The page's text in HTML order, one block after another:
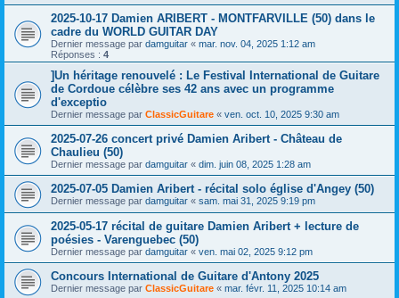
2025-10-17 Damien ARIBERT - MONTFARVILLE (50) dans le
cadre du WORLD GUITAR DAY
Dernier message par damguitar « mar. nov. 04, 2025 1:12 am
Réponses : 4
]Un héritage renouvelé : Le Festival International de Guitare
de Cordoue célèbre ses 42 ans avec un programme
d'exceptio
Dernier message par ClassicGuitare « ven. oct. 10, 2025 9:30 am
2025-07-26 concert privé Damien Aribert - Château de
Chaulieu (50)
Dernier message par damguitar « dim. juin 08, 2025 1:28 am
2025-07-05 Damien Aribert - récital solo église d'Angey (50)
Dernier message par damguitar « sam. mai 31, 2025 9:19 pm
2025-05-17 récital de guitare Damien Aribert + lecture de
poésies - Varenguebec (50)
Dernier message par damguitar « ven. mai 02, 2025 9:12 pm
Concours International de Guitare d'Antony 2025
Dernier message par ClassicGuitare « mar. févr. 11, 2025 10:14 am